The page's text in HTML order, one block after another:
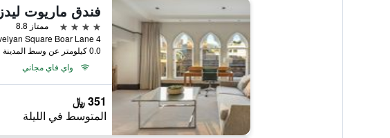
فندق ماريوت ليدز
4 نجوم
ممتاز 8.8
0.0 كيلومتر عن وسط المدينة
واي فاي مجاني
351 ﷼
المتوسط في الليلة